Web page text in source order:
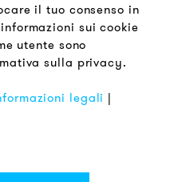
specchio rotante è il
il tuo consenso in
sui cookie
utente sono
sulla privacy.
legali |